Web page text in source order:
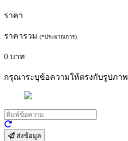
ราคา
ราคารวม (*ประมาณการ)
0 บาท
กรุณาระบุข้อความให้ตรงกับรูปภาพ
ส่งข้อมูล